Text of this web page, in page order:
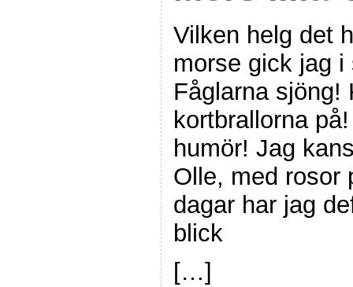
Vilken helg det
morse gick jag
Fåglarna sjöng!
kortbrallorna
humör! Jag
Olle, med rosor
dagar har jag
blick
[…]